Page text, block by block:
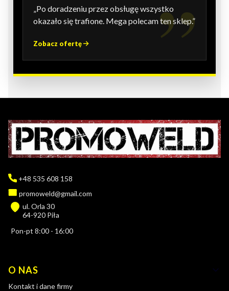
„Po doradzeniu przez obsługę wszystko
okazało się trafione. Mega polecam ten sklep.”
Zobacz ofertę
+48 535 608 158
promoweld@gmail.com
ul. Orla 30
64-920 Piła
Pon-pt 8:00 - 16:00
Linki w stopce
O NAS
Kontakt i dane firmy